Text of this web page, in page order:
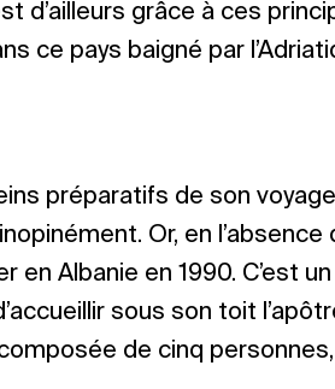
d’ailleurs grâce à ces
ce pays baigné par
préparatifs de son
Or, en l’absence
en Albanie en 1990. C’est
sous son toit
de cinq